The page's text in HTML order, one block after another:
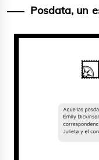
Posdata, un